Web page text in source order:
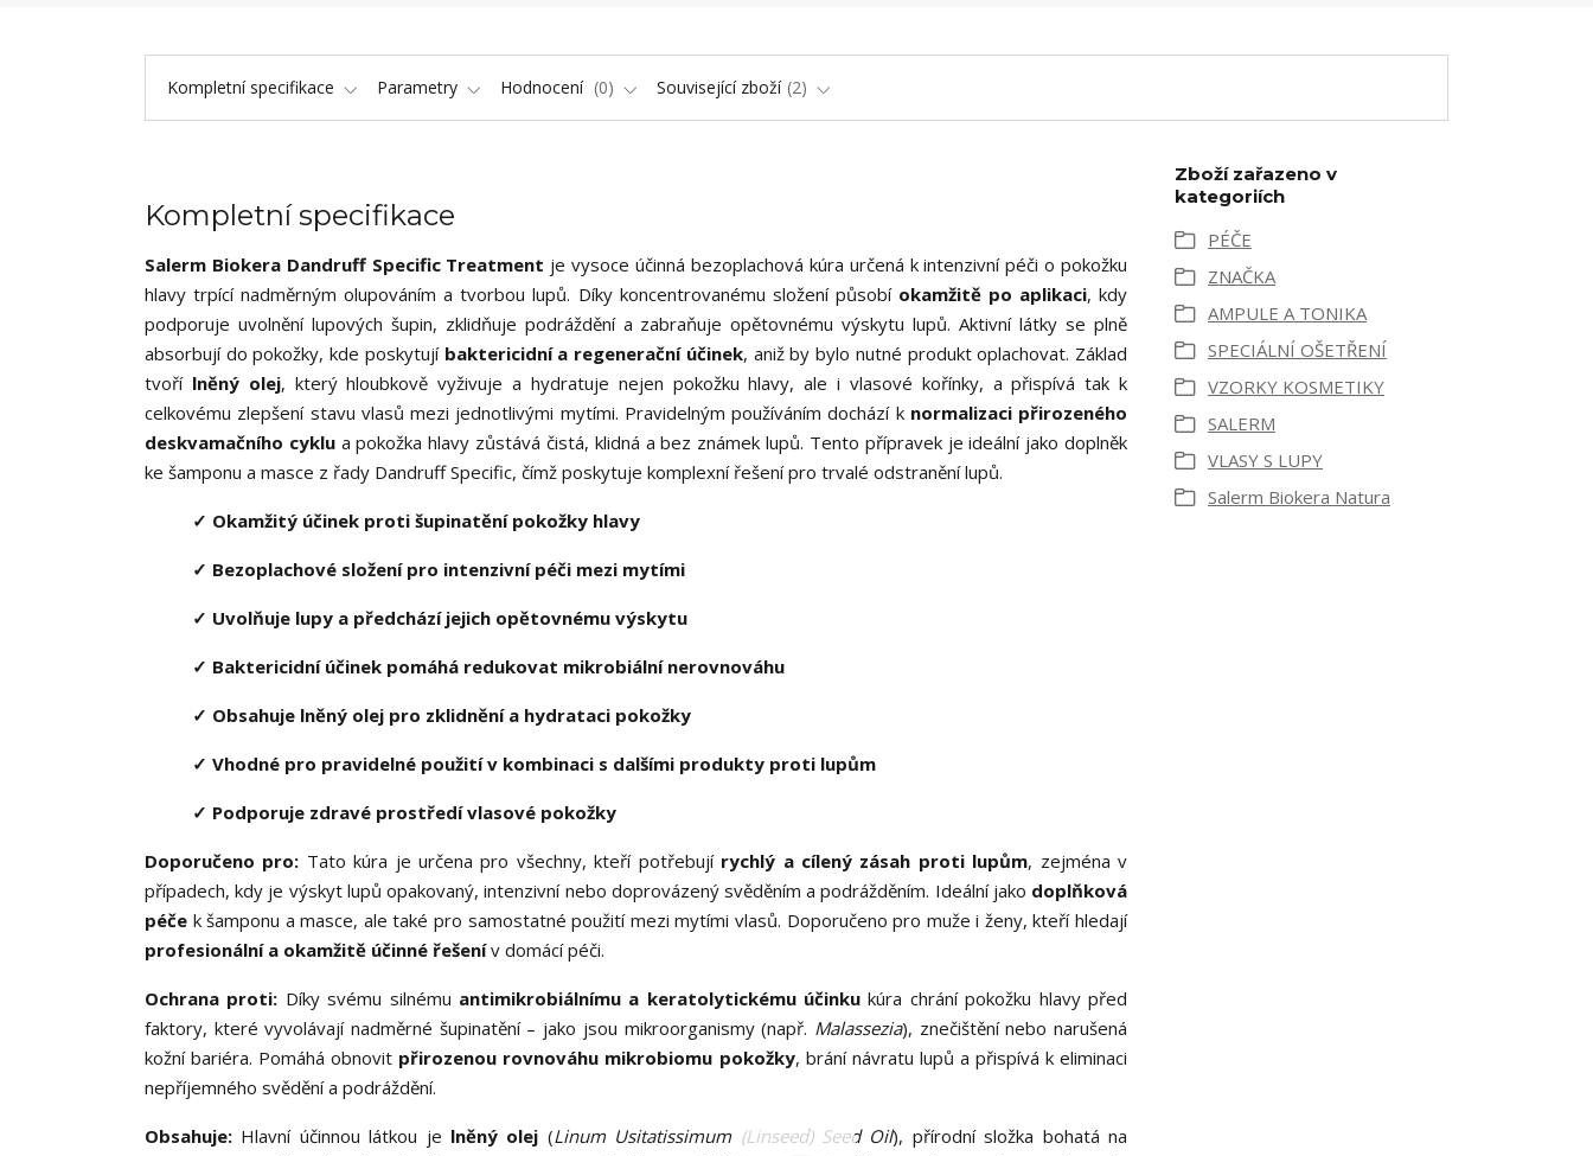
Kompletní specifikace Parametry Hodnocení 0 Související zboží 2
Kompletní specifikace
Salerm Biokera Dandruff Specific Treatment je vysoce účinná bezoplachová kúra určená k intenzivní péči o pokožku
hlavy trpící nadměrným olupováním a tvorbou lupů. Díky koncentrovanému složení působí okamžitě po aplikaci, kdy
podporuje uvolnění lupových šupin, zklidňuje podráždění a zabraňuje opětovnému výskytu lupů. Aktivní látky se plně
absorbují do pokožky, kde poskytují baktericidní a regenerační účinek, aniž by bylo nutné produkt oplachovat. Základ
tvoří lněný olej, který hloubkově vyživuje a hydratuje nejen pokožku hlavy, ale i vlasové kořínky, a přispívá tak k
celkovému zlepšení stavu vlasů mezi jednotlivými mytími. Pravidelným používáním dochází k normalizaci přirozeného
deskvamačního cyklua pokožka hlavy zůstává čistá, klidná a bez známek lupů. Tento přípravek je ideální jako doplněk
ke šamponu a masce z řady Dandruff Specific, čímž poskytuje komplexní řešení pro trvalé odstranění lupů.
✓ Okamžitý účinek proti šupinatění pokožky hlavy
✓ Bezoplachové složení pro intenzivní péči mezi mytími
✓ Uvolňuje lupy a předchází jejich opětovnému výskytu
✓ Baktericidní účinek pomáhá redukovat mikrobiální nerovnováhu
✓ Obsahuje lněný olej pro zklidnění a hydrataci pokožky
✓ Vhodné pro pravidelné použití v kombinaci s dalšími produkty proti lupům
✓ Podporuje zdravé prostředí vlasové pokožky
Doporučeno pro: Tato kúra je určena pro všechny, kteří potřebují rychlý a cílený zásah proti lupům, zejména v
případech, kdy je výskyt lupů opakovaný, intenzivní nebo doprovázený svěděním a podrážděním. Ideální jako doplňková
péče k šamponu a masce, ale také pro samostatné použití mezi mytími vlasů. Doporučeno pro muže i ženy, kteří hledají
profesionální a okamžitě účinné řešenív domácí péči.
Ochrana proti: Díky svému silnému antimikrobiálnímu a keratolytickému účinku kúra chrání pokožku hlavy před
faktory, které vyvolávají nadměrné šupinatění – jako jsou mikroorganismy (např. Malassezia), znečištění nebo narušená
kožní bariéra. Pomáhá obnovit přirozenou rovnováhu mikrobiomu pokožky, brání návratu lupů a přispívá k eliminaci
nepříjemného svědění a podráždění.
Obsahuje: Hlavní účinnou látkou je lněný olej (Linum Usitatissimum (Linseed) Seed Oil), přírodní složka bohatá na
Zboží zařazeno v
kategoriích
PÉČE
ZNAČKA
AMPULE A TONIKA
SPECIÁLNÍ OŠETŘENÍ
VZORKY KOSMETIKY
SALERM
VLASY S LUPY
Salerm Biokera Natura